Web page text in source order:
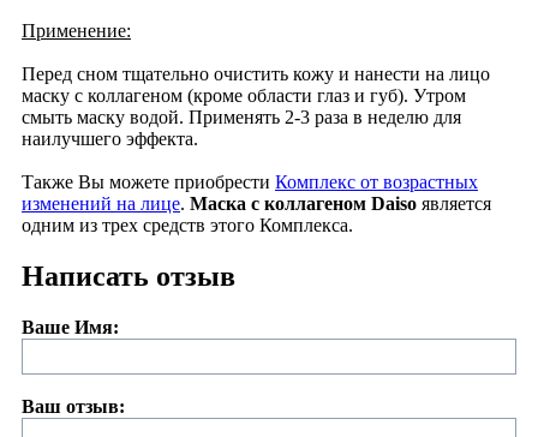
Применение:
Перед сном тщательно очистить кожу и нанести на лицо
маску с коллагеном (кроме области глаз и губ). Утром
смыть маску водой. Применять 2-3 раза в неделю для
наилучшего эффекта.
Также Вы можете приобрести Комплекс от возрастных
изменений на лице. Маска с коллагеном Daiso является
одним из трех средств этого Комплекса.
Написать отзыв
Ваше Имя:
Ваш отзыв: